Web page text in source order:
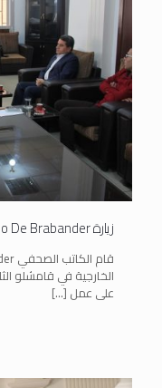
زيارة ludo De Brabander لهيئة العلاقات الخارجية في قامشلو
على عمل […]